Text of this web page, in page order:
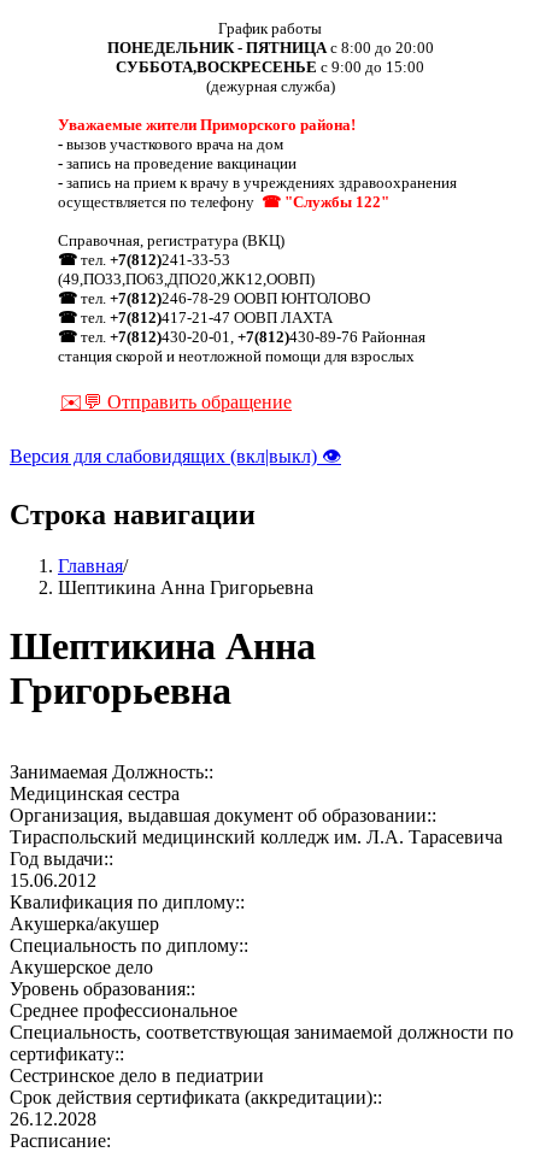
График работы
ПОНЕДЕЛЬНИК - ПЯТНИЦА с 8:00 до 20:00
СУББОТА,ВОСКРЕСЕНЬЕ с 9:00 до 15:00
(дежурная служба)
Уважаемые жители Приморского района!
- вызов участкового врача на дом
- запись на проведение вакцинации
- запись на прием к врачу в учреждениях здравоохранения
осуществляется по телефону ☎ "Службы 122"
Справочная, регистратура (ВКЦ)
☎ тел. +7(812)241-33-53
(49,ПО33,ПО63,ДПО20,ЖК12,ООВП)
☎ тел. +7(812)246-78-29 ООВП ЮНТОЛОВО
☎ тел. +7(812)417-21-47 ООВП ЛАХТА
☎ тел. +7(812)430-20-01, +7(812)430-89-76 Районная
станция скорой и неотложной помощи для взрослых
✉️💬 Отправить обращение
Версия для слабовидящих (вкл|выкл) 👁
Строка навигации
Главная/
Шептикина Анна Григорьевна
Шептикина Анна
Григорьевна
Занимаемая Должность::
Медицинская сестра
Организация, выдавшая документ об образовании::
Тираспольский медицинский колледж им. Л.А. Тарасевича
Год выдачи::
15.06.2012
Квалификация по диплому::
Акушерка/акушер
Специальность по диплому::
Акушерское дело
Уровень образования::
Среднее профессиональное
Специальность, соответствующая занимаемой должности по
сертификату::
Сестринское дело в педиатрии
Срок действия сертификата (аккредитации)::
26.12.2028
Расписание: